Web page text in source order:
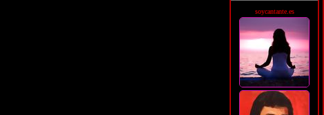
soycantante.es